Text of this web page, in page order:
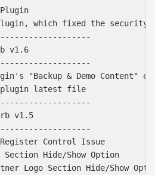
Plugin, which fixed the
v1.6
"Backup & Demo Content"
plugin latest file
v1.5
Control Issue
Section Hide/Show Option
Logo Section Hide/Show
Báo giá & Đặt hàng:
0903.976.769